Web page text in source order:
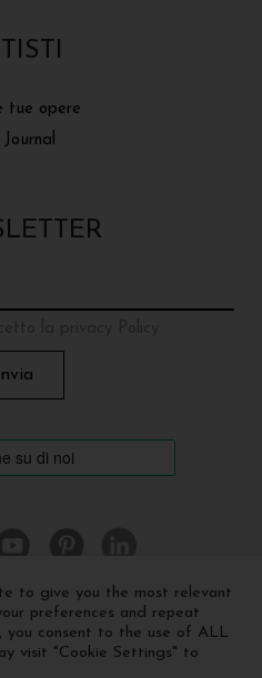
tue opere
Journal
S.r.l. a socio unico - p.Iva
policy Cookie policy
to give you the most relevant
preferences and repeat
you consent to the use of ALL
visit "Cookie Settings" to